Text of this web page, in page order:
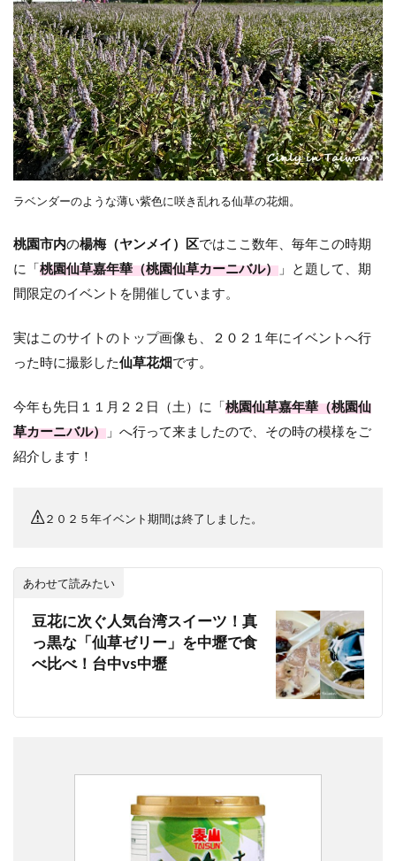
ラベンダーのような薄い紫色に咲き乱れる仙草の花畑。
桃園市内の楊梅（ヤンメイ）区ではここ数年、毎年この時期
に「桃園仙草嘉年華（桃園仙草カーニバル） 」と題して、期
間限定のイベントを開催しています。
実はこのサイトのトップ画像も、２０２１年にイベントへ行
った時に撮影した仙草花畑です。
今年も先日１１月２２日（土）に「桃園仙草嘉年華（桃園仙
草カーニバル） 」へ行って来ましたので、その時の模様をご
紹介します！
２０２５年イベント期間は終了しました。
あわせて読みたい
豆花に次ぐ人気台湾スイーツ！真
っ黒な「仙草ゼリー」を中壢で食
べ比べ！台中vs中壢